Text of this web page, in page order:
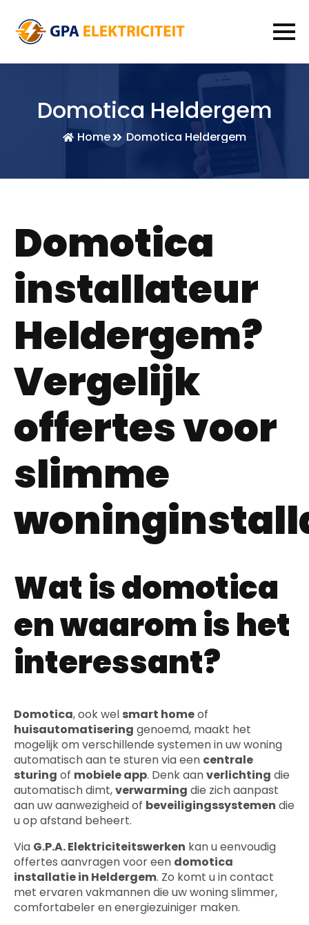
Domotica Heldergem
Home Domotica Heldergem
Domotica
installateur
Heldergem?
Vergelijk
offertes voor
slimme
Wat is domotica
en waarom is het
interessant?
Domotica, ook wel smart homeof
huisautomatisering genoemd, maakt het
mogelijk om verschillende systemen in uw woning
automatisch aan te sturen via een centrale
sturing of mobiele app. Denk aanverlichting die
automatisch dimt,verwarming die zich aanpast
aan uw aanwezigheid of beveiligingssystemen die
u op afstand beheert.
Via G.P.A. Elektriciteitswerken kan u eenvoudig
offertes aanvragen voor een domotica
installatie in Heldergem. Zo komt u in contact
met ervaren vakmannen die uw woning slimmer,
comfortabeler en energiezuiniger maken.